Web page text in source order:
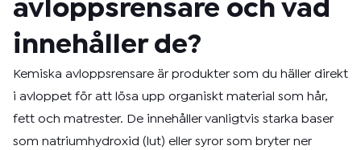
avloppsrensare och vad
innehåller de?
Kemiska avloppsrensare är produkter som du häller direkt
i avloppet för att lösa upp organiskt material som hår,
fett och matrester. De innehåller vanligtvis starka baser
som natriumhydroxid (lut) eller syror som bryter ner